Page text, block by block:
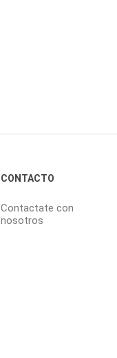
CONTACTO
Contactate con
nosotros